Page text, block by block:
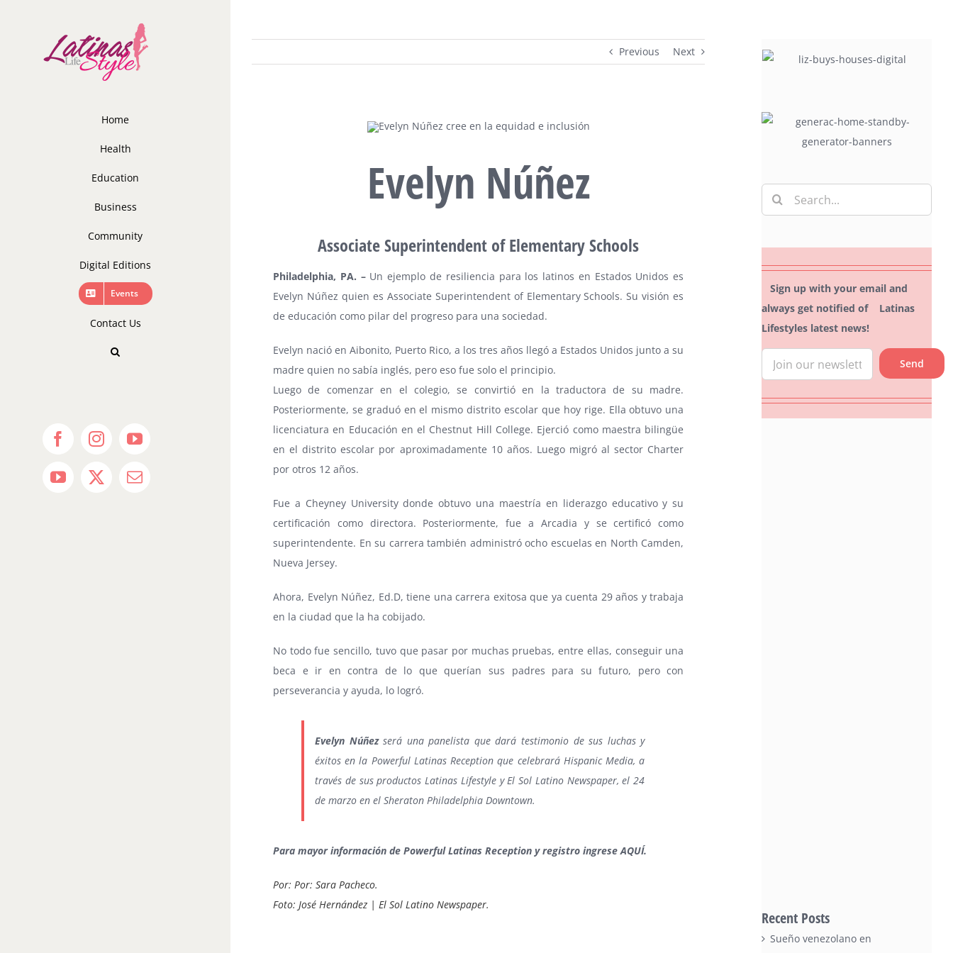
Home
Health
Education
Business
Community
Digital Editions
Events
Contact Us
FacebookInstagramYouTube
YouTube
X Email
Previous Next
Evelyn Núñez
Associate Superintendent of Elementary Schools
Philadelphia, PA. – Un ejemplo de resiliencia para los latinos en Estados Unidos es
Evelyn Núñez quien es Associate Superintendent of Elementary Schools. Su visión es
de educación como pilar del progreso para una sociedad.
Evelyn nació en Aibonito, Puerto Rico, a los tres años llegó a Estados Unidos junto a su
madre quien no sabía inglés, pero eso fue solo el principio.
Luego de comenzar en el colegio, se convirtió en la traductora de su madre.
Posteriormente, se graduó en el mismo distrito escolar que hoy rige. Ella obtuvo una
licenciatura en Educación en el Chestnut Hill College. Ejerció como maestra bilingüe
en el distrito escolar por aproximadamente 10 años. Luego migró al sector Charter
por otros 12 años.
Fue a Cheyney University donde obtuvo una maestría en liderazgo educativo y su
certificación como directora. Posteriormente, fue a Arcadia y se certificó como
superintendente. En su carrera también administró ocho escuelas en North Camden,
Nueva Jersey.
Ahora, Evelyn Núñez, Ed.D, tiene una carrera exitosa que ya cuenta 29 años y trabaja
en la ciudad que la ha cobijado.
No todo fue sencillo, tuvo que pasar por muchas pruebas, entre ellas, conseguir una
beca e ir en contra de lo que querían sus padres para su futuro, pero con
perseverancia y ayuda, lo logró.
Evelyn Núñezserá una panelista que dará testimonio de sus luchas y
éxitos en la Powerful Latinas Reception que celebrará Hispanic Media, a
través de sus productos Latinas Lifestyle y El Sol Latino Newspaper, el 24
de marzo en el Sheraton Philadelphia Downtown.
Para mayor información de Powerful Latinas Reception y registro ingrese AQUÍ.
Por: Por: Sara Pacheco.
Foto: José Hernández | El Sol Latino Newspaper.
Search
for:
Sign up with your email and
always get notified of Latinas
Lifestyles latest news!
Recent Posts
Sueño venezolano en